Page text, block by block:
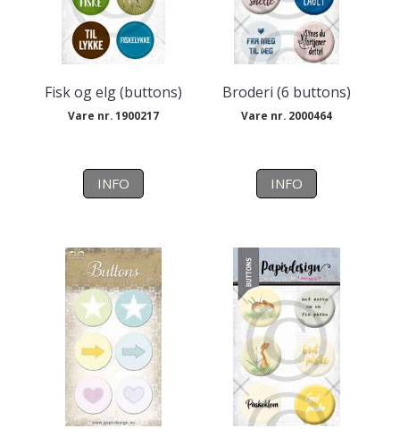
Fisk og elg (buttons)
Vare nr. 1900217
INFO
Broderi (6 buttons)
Vare nr. 2000464
INFO